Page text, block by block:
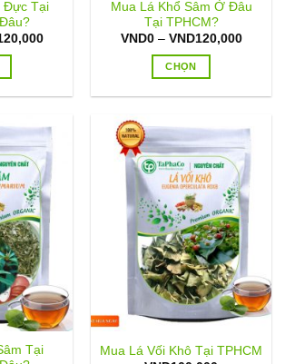
trên
trang
phẩm
Đực Tại
Khoảng
VND120,000
Mua Lá Khổ Sâm Ở Đâu
Tại TPHCM?
VND0 – VND120,000Khoảng
CHỌN
này
có
nhiều
biến
thể.
Các
tùy
chọn
có
thể
được
trên
Tại
Mua Lá Vối Khô Tại TPHCM